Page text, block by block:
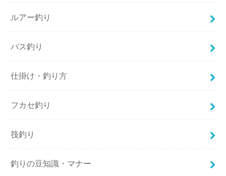
ルアー釣り
バス釣り
仕掛け・釣り方
フカセ釣り
筏釣り
釣りの豆知識・マナー